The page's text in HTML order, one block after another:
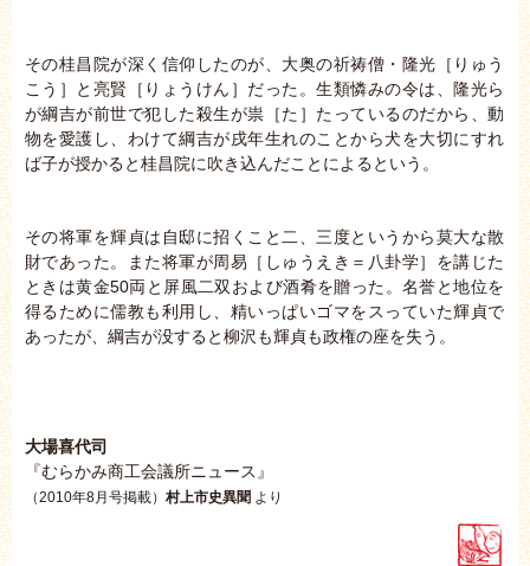
その桂昌院が深く信仰したのが、大奥の祈祷僧・隆光［りゅう
こう］と亮賢［りょうけん］だった。生類憐みの令は、隆光ら
が綱吉が前世で犯した殺生が祟［た］たっているのだから、動
物を愛護し、わけて綱吉が戌年生れのことから犬を大切にすれ
ば子が授かると桂昌院に吹き込んだことによるという。
その将軍を輝貞は自邸に招くこと二、三度というから莫大な散
財であった。また将軍が周易［しゅうえき＝八卦学］を講じた
ときは黄金50両と屏風二双および酒肴を贈った。名誉と地位を
得るために儒教も利用し、精いっぱいゴマをスっていた輝貞で
あったが、綱吉が没すると柳沢も輝貞も政権の座を失う。
大場喜代司
『むらかみ商工会議所ニュース』
（2010年8月号掲載） 村上市史異聞 より